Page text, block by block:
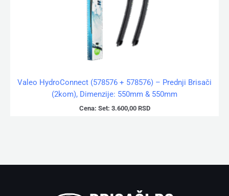
Valeo HydroConnect (578576 + 578576) – Prednji Brisači
(2kom), Dimenzije: 550mm & 550mm
Cena: Set: 3.600,00 RSD